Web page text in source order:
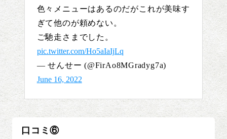
色々メニューはあるのだがこれが美味す
ぎて他のが頼めない。
ご馳走さまでした。
pic.twitter.com/Ho5aIaIjLq
— せんせー (@FirAo8MGradyg7a)
June 16, 2022
口コミ⑥